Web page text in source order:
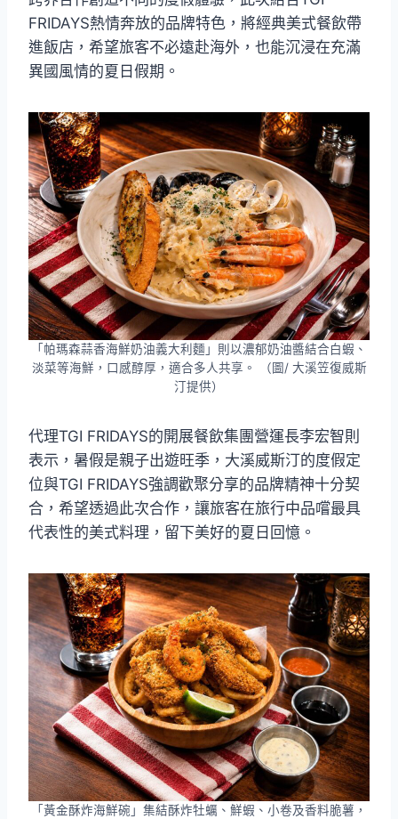
FRIDAYS熱情奔放的品牌特色，將經典美式餐飲帶
進飯店，希望旅客不必遠赴海外，也能沉浸在充滿
異國風情的夏日假期。
「帕瑪森蒜香海鮮奶油義大利麵」則以濃郁奶油醬結合白蝦、
淡菜等海鮮，口感醇厚，適合多人共享。 （圖/ 大溪笠復威斯
汀提供）
代理TGI FRIDAYS的開展餐飲集團營運長李宏智則
表示，暑假是親子出遊旺季，大溪威斯汀的度假定
位與TGI FRIDAYS強調歡聚分享的品牌精神十分契
合，希望透過此次合作，讓旅客在旅行中品嚐最具
代表性的美式料理，留下美好的夏日回憶。
「黃金酥炸海鮮碗」集結酥炸牡蠣、鮮蝦、小卷及香料脆薯，